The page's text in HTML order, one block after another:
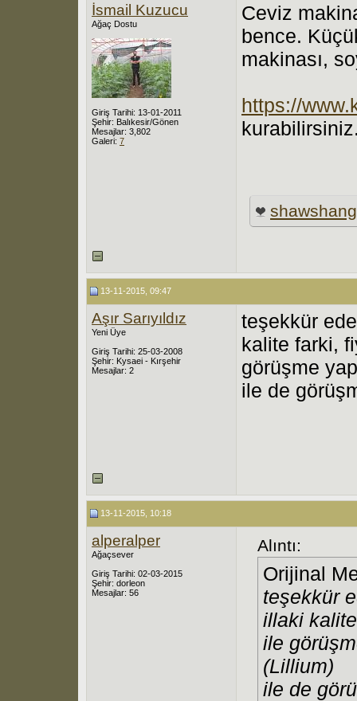
İsmail Kuzucu
Ağaç Dostu
Giriş Tarihi: 13-01-2011
Şehir: Balıkesir/Gönen
Mesajlar: 3,802
Galeri: 7
Ceviz
bence.
makinası,
https://
shawshang
13-11-2015, 09:47
Aşır Sarıyıldız
Yeni Üye
Giriş Tarihi: 25-03-2008
Şehir: Kysaei - Kırşehir
Mesajlar: 2
teşekkür
kalite farki,
görüşme
ile de
13-11-2015, 10:18
alperalper
Ağaçsever
Giriş Tarihi: 02-03-2015
Şehir: dorleon
Mesajlar: 56
Alıntı:
Orijinal
teşekkür
illaki
ile
(Lillium)
ile de